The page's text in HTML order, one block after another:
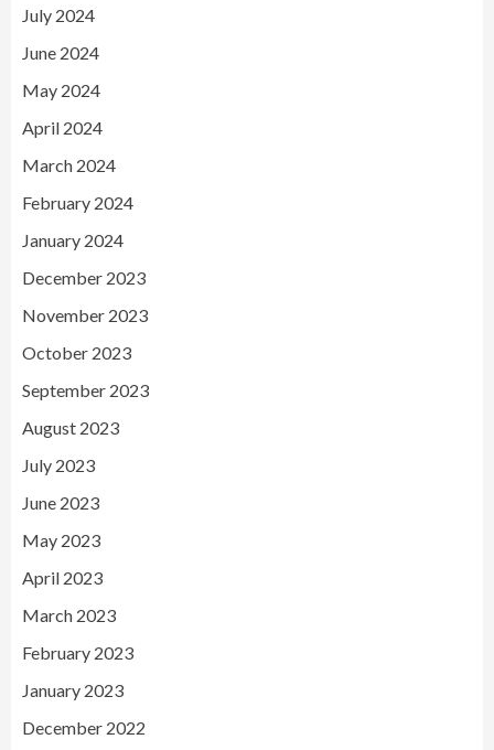
July 2024
June 2024
May 2024
April 2024
March 2024
February 2024
January 2024
December 2023
November 2023
October 2023
September 2023
August 2023
July 2023
June 2023
May 2023
April 2023
March 2023
February 2023
January 2023
December 2022